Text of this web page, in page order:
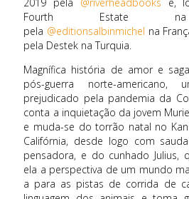
Fourth Estate na
pela @editionsalbinmichel na
pela Destek na Turquia.
Magnífica história de amor e
pós-guerra norte-americano,
prejudicado pela pandemia da
conta a inquietação da jovem
e muda-se do torrão natal no
Califórnia, desde logo com
pensadora, e do cunhado Julius,
ela a perspectiva de um mundo
a para as pistas de corrida de